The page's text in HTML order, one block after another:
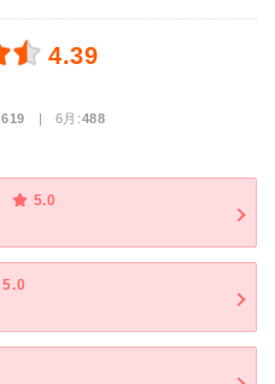
4.39
619 | 6月:488
5.0
5.0